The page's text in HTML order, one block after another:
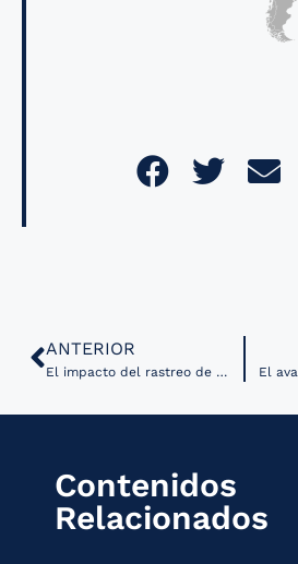
ANTERIOR
El impacto del rastreo de contactos digitales durante la pandemia de COVID-19
Contenidos
Relacionados